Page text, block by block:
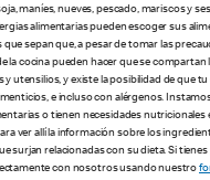
maníes, nueves, pescado, mariscos y
alimentarias pueden escoger sus
sepan que, a pesar de tomar las
la cocina pueden hacer que se compartan
y utensilios, y existe la posibilidad de que
e incluso con alérgenos.
o tienen necesidades nutricionales
ver allí la información sobre los
surjan relacionadas con su dieta. Si
con nosotros usando nuestro